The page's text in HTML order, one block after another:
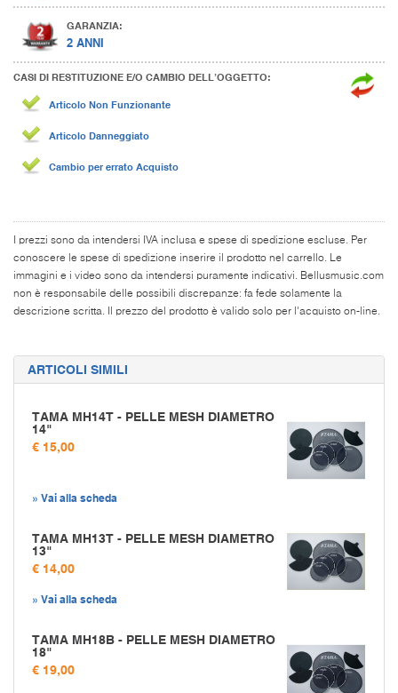
GARANZIA:
2 ANNI
CASI DI RESTITUZIONE E/O CAMBIO DELL’OGGETTO:
Articolo Non Funzionante
Articolo Danneggiato
Cambio per errato Acquisto
I prezzi sono da intendersi IVA inclusa e spese di spedizione escluse. Per
conoscere le spese di spedizione inserire il prodotto nel carrello. Le
immagini e i video sono da intendersi puramente indicativi. Bellusmusic.com
non è responsabile delle possibili discrepanze: fa fede solamente la
descrizione scritta. Il prezzo del prodotto è valido solo per l'acquisto on-line.
ARTICOLI SIMILI
TAMA MH14T - PELLE MESH DIAMETRO
14"
€ 15,00
» Vai alla scheda
TAMA MH13T - PELLE MESH DIAMETRO
13"
€ 14,00
» Vai alla scheda
TAMA MH18B - PELLE MESH DIAMETRO
18"
€ 19,00